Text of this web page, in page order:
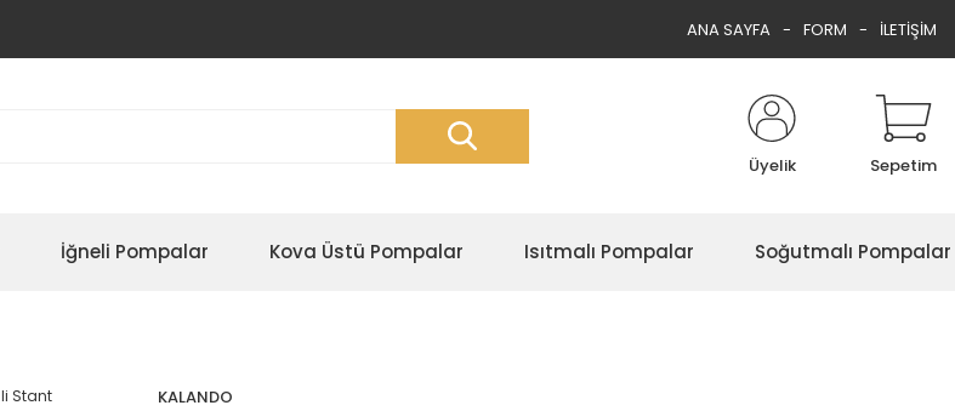
ANA SAYFA FORM İLETİŞİM
Üyelik Sepetim
İğneli Pompalar Kova Üstü Pompalar Isıtmalı Pompalar Soğutmalı Pompalar
KALANDO